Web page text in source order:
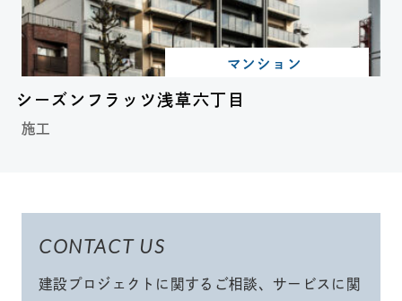
マンション
シーズンフラッツ浅草六丁目
施工
CONTACT US
建設プロジェクトに関するご相談、サービスに関